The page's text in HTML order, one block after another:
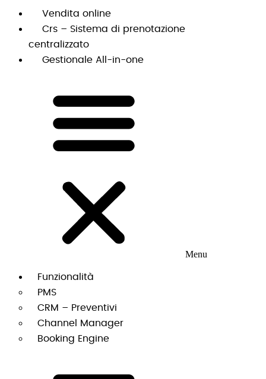
Vendita online
Crs – Sistema di prenotazione
centralizzato
Gestionale All-in-one
Menu
Funzionalità
PMS
CRM – Preventivi
Channel Manager
Booking Engine